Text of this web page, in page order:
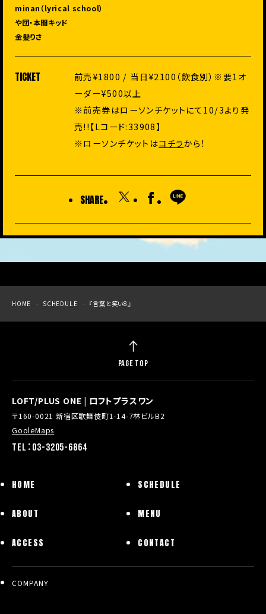
minan（lyrical school）
や団・本間キッド
金髪りさ
TICKET
前売¥1800 / 当日¥2100（飲食別）※要1オ
ーダー¥500以上
※前売券はローソンチケットにて10/3より発
売!!【Lコード:33908】
※ローソンチケットはコチラから！
SHARE
HOME SCHEDULE 『言葉と笑い8』
LOFT/PLUS ONE | ロフトプラスワン
〒160-0021 新宿区歌舞伎町1-14-7林ビルB2
GooleMaps
TEL：03-3205-6864
HOME SCHEDULE
ABOUT MENU
ACCESS CONTACT
COMPANY
PAGE TOP